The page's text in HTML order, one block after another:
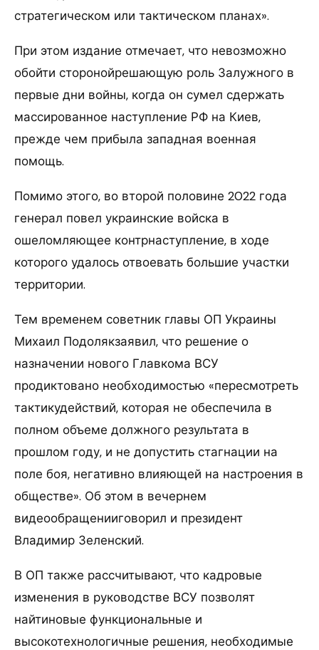
стратегическом или тактическом планах».
При этом издание отмечает, что невозможно
обойти сторонойрешающую роль Залужного в
первые дни войны, когда он сумел сдержать
массированное наступление РФ на Киев,
прежде чем прибыла западная военная
помощь.
Помимо этого, во второй половине 2022 года
генерал повел украинские войска в
ошеломляющее контрнаступление, в ходе
которого удалось отвоевать большие участки
территории.
Тем временем советник главы ОП Украины
Михаил Подолякзаявил, что решение о
назначении нового Главкома ВСУ
продиктовано необходимостью «пересмотреть
тактикудействий, которая не обеспечила в
полном объеме должного результата в
прошлом году, и не допустить стагнации на
поле боя, негативно влияющей на настроения в
обществе». Об этом в вечернем
видеообращенииговорил и президент
Владимир Зеленский.
В ОП также рассчитывают, что кадровые
изменения в руководстве ВСУ позволят
найтиновые функциональные и
высокотехнологичные решения, необходимые